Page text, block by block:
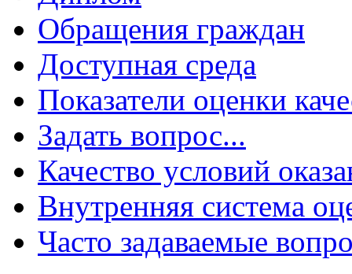
Обращения граждан
Доступная среда
Показатели оценки
Задать вопрос...
Качество условий
Внутренняя система
Часто задаваемые